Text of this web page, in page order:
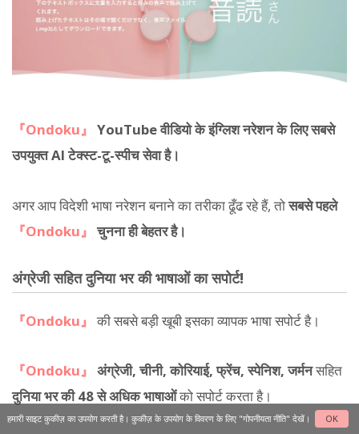
『Ondoku』 YouTube वीडियो के इंग्लिश नरेशन के लिए सबसे
उपयुक्त AI टेक्स्ट-टू-स्पीच सेवा है।
अगर आप विदेशी भाषा नरेशन बनाने का तरीका ढूँढ रहे हैं, तोसबसे पहले
『Ondoku』 चुनना ही बेहतर है।
अंग्रेजी सहित दुनिया भर की भाषाओं का सपोर्ट!
『Ondoku』 की सबसे बड़ी खूबी इसका व्यापक भाषा सपोर्ट है।
『Ondoku』 अंग्रेजी, चीनी, कोरियाई, फ्रेंच, स्पेनिश, जर्मनसहित
दुनिया भर की 48 से अधिक भाषाओंको सपोर्ट करता है।
हमारी साइट कुकीज़ का उपयोग करती है। कुकीज़ के उपयोग के विवरण के लिए "गोपनीयता नीति" देखें। OK